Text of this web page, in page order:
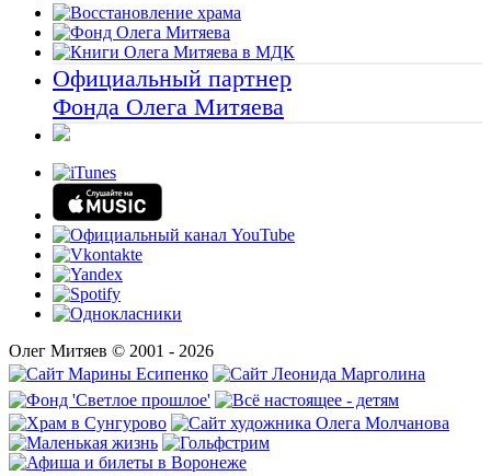
Официальный партнер
Фонда Олега Митяева
Олег Митяев © 2001 - 2026